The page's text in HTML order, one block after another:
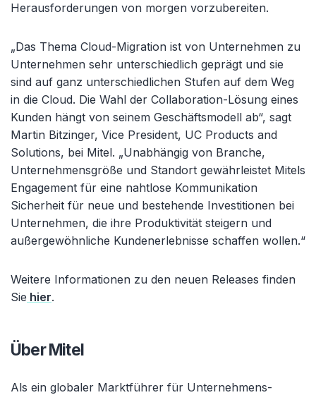
Herausforderungen von morgen vorzubereiten.
„Das Thema Cloud-Migration ist von Unternehmen zu
Unternehmen sehr unterschiedlich geprägt und sie
sind auf ganz unterschiedlichen Stufen auf dem Weg
in die Cloud. Die Wahl der Collaboration-Lösung eines
Kunden hängt von seinem Geschäftsmodell ab“, sagt
Martin Bitzinger, Vice President, UC Products and
Solutions, bei Mitel. „Unabhängig von Branche,
Unternehmensgröße und Standort gewährleistet Mitels
Engagement für eine nahtlose Kommunikation
Sicherheit für neue und bestehende Investitionen bei
Unternehmen, die ihre Produktivität steigern und
außergewöhnliche Kundenerlebnisse schaffen wollen.“
Weitere Informationen zu den neuen Releases finden
Sie hier.
Über Mitel
Als ein globaler Marktführer für Unternehmens-